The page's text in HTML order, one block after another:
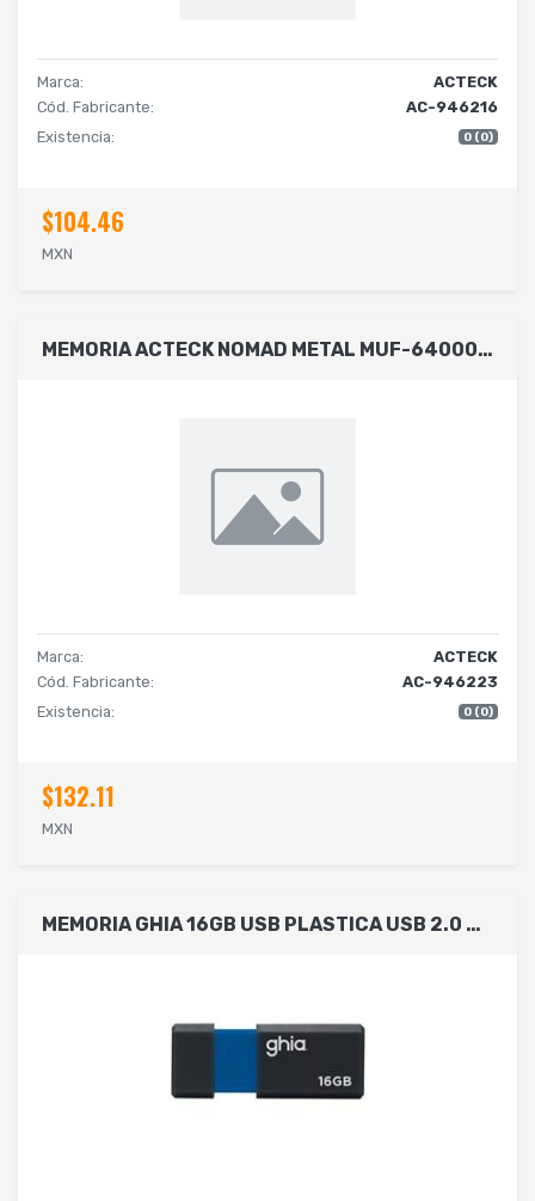
Marca:
ACTECK
Cód. Fabricante:
AC-946216
Existencia:
0 (0)
$104.46
MXN
MEMORIA ACTECK NOMAD METAL MUF-64000 / 64GB / USB 2.0 / METALICA PLATEADA / AC-946223
Marca:
ACTECK
Cód. Fabricante:
AC-946223
Existencia:
0 (0)
$132.11
MXN
MEMORIA GHIA 16GB USB PLASTICA USB 2.0 COMPATIBLE CON ANDROID/WINDOWS/MAC